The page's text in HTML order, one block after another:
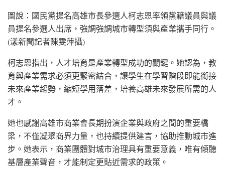
圖說：國民黨提名高雄市長參選人柯志恩率領黨籍議員與議
員提名參選人出席，強調強調城市轉型須與產業攜手同行。
(漾新聞記者陳雯萍攝)
柯志恩指出，人才培育是產業轉型成功的關鍵。她認為，教
育與產業需求必須更緊密結合，讓學生在學習階段即能銜接
未來產業趨勢，縮短學用落差，培養高雄未來發展所需的人
才。
她也感謝高雄市商業會長期扮演企業與政府之間的重要橋
梁，不僅凝聚商界力量，也持續提供建言，協助推動城市進
步。她表示，商業團體對城市治理具有重要意義，唯有傾聽
基層產業聲音，才能制定更貼近需求的政策。